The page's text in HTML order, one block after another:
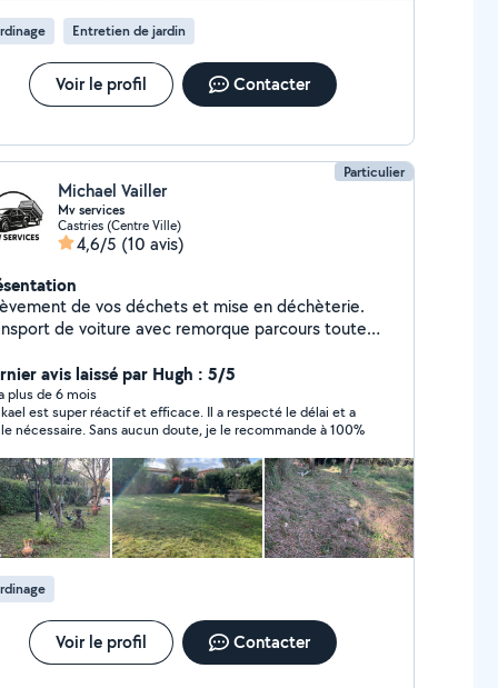
Entretien de jardin
Voir le profil Contacter
Particulier
Michael Vailler
Mv services
Castries (Centre Ville)
4,6/5 (10 avis)
de vos déchets et mise en déchèterie.
de voiture avec remorque parcours toute
avis laissé par Hugh : 5/5
plus de 6 mois
est super réactif et efficace. Il a respecté le délai et a
nécessaire. Sans aucun doute, je le recommande à 100%
Voir le profil Contacter